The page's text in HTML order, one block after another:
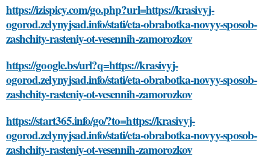
https://izispicy.com/go.php?url=https://krasivyj-
ogorod.zelynyjsad.info/stati/eta-obrabotka-novyy-sposob-
zashchity-rasteniy-ot-vesennih-zamorozkov
https://google.bs/url?q=https://krasivyj-
ogorod.zelynyjsad.info/stati/eta-obrabotka-novyy-sposob-
zashchity-rasteniy-ot-vesennih-zamorozkov
https://start365.info/go/?to=https://krasivyj-
ogorod.zelynyjsad.info/stati/eta-obrabotka-novyy-sposob-
zashchity-rasteniy-ot-vesennih-zamorozkov